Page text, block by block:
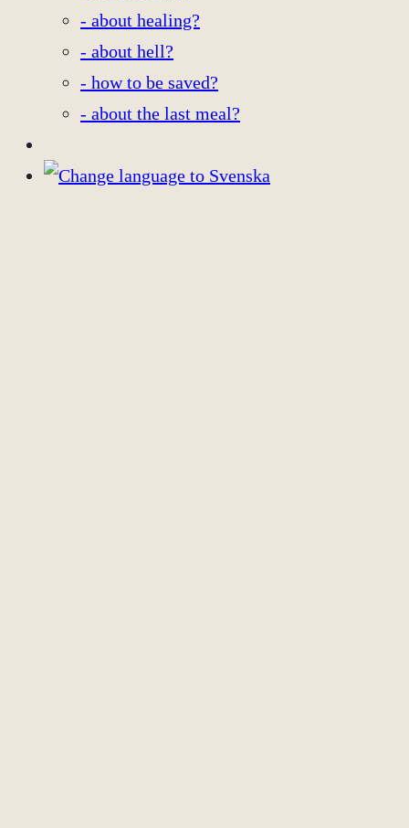
- about healing?
- about hell?
- how to be saved?
- about the last meal?